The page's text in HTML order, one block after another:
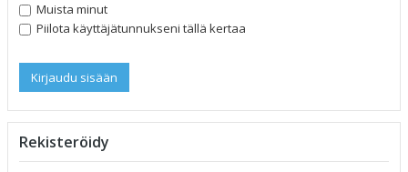
Muista minut
Piilota käyttäjätunnukseni tällä kertaa
Rekisteröidy